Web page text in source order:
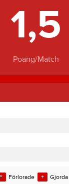
1,5
Poäng/Match
F Förlorade + Gjorda